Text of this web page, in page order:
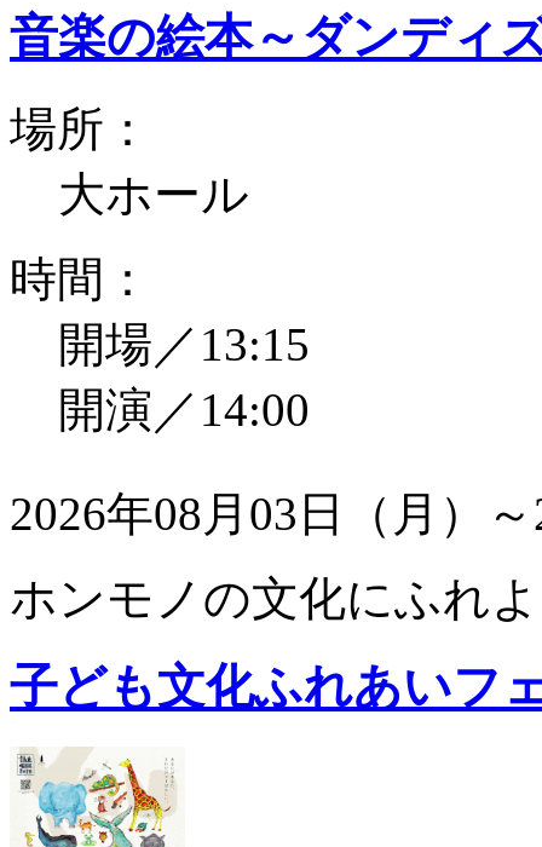
音楽の絵本～ダンディ
場所：
大ホール
時間：
開場／13:15
開演／14:00
2026年08月03日（月）
ホンモノの文化にふれ
子ども文化ふれあいフ